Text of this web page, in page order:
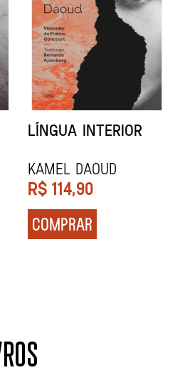
UCRÂNIA
Andrei Kurkov
R$ 139,90
COMPRAR